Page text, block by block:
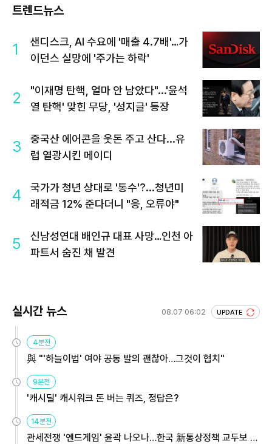
트렌드뉴스
1
샌디스크, AI 수요에 '매출 4.7배'…가
이던스 실망에 '주가는 하락'
2
"이재명 탄핵, 얼마 안 남았다"...'윤석
열 탄핵' 맞힌 무당, '성지글' 등장
3
중국산 에어콘을 웃돈 주고 산다...유
럽 열광시킨 메이디
4
국가가 청년 상대로 '통수'?...청년미
래적금 12% 준다더니 "응, 오류야"
5
신남성연대 배인규 대표 사망…인천 아
파트서 숨진 채 발견
실시간 뉴스 08.07 06:02 UPDATE
4분전
與 "'하늘이법' 여야 공동 발의 괜찮아…그것이 협치"
9분전
'캐시딜' 캐시워크 돈 버는 퀴즈, 정답은?
14분전
관세전쟁 '엔드게임' 윤곽 나오나…한국 新통상정책 교두보 활